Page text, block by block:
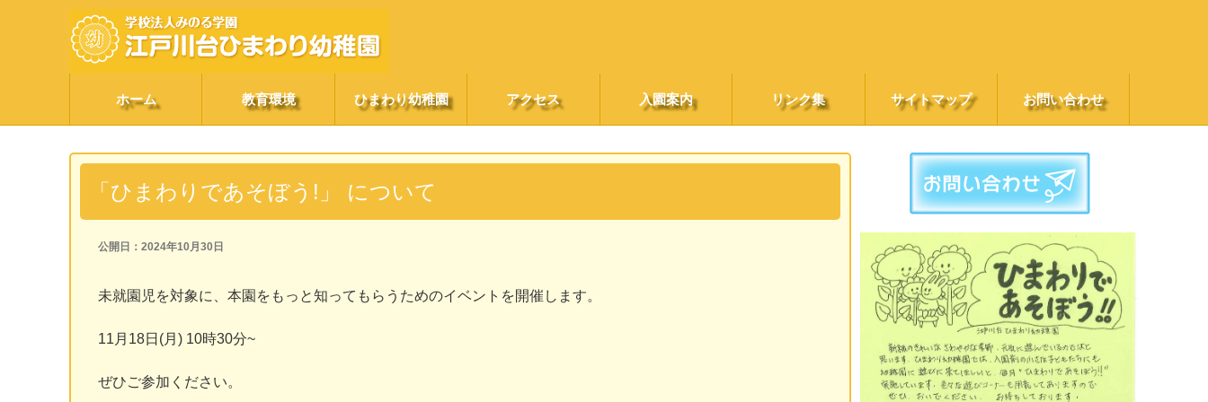
ホーム 教育環境 ひまわり幼稚園 アクセス 入園案内 リンク集 サイトマップ お問い合わせ
「ひまわりであそぼう!」 について
公開日：2024年10月30日
未就園児を対象に、本園をもっと知ってもらうためのイベントを開催します。
11月18日(月) 10時30分~
ぜひご参加ください。